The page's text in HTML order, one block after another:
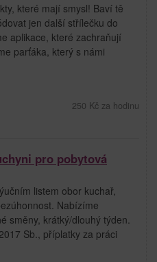
které mají smysl! Baví tě
jen další střílečku do
aplikace, které zachraňují
parťáka, který s námi
250 Kč za hodinu
pro pobytová
listem obor kuchař,
Nabízíme
směny, krátký/dlouhý týden.
Sb., příplatky za práci